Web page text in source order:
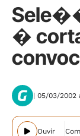
�
| 05/03/2002
Ouvir